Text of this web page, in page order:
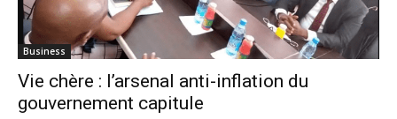
Business
Vie chère : l’arsenal anti-inflation du
gouvernement capitule